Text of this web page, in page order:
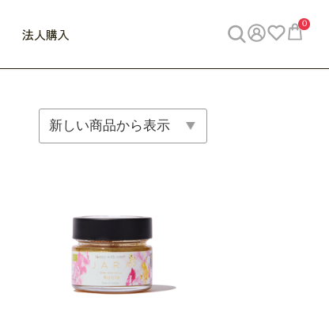
ビジネス 寝具
パジャマ
枕・小物
10,000円 - 30,000円 30,000円以上
ENJOY
外で過ごすって最高
好き・・にどっぷり
法人購入
0